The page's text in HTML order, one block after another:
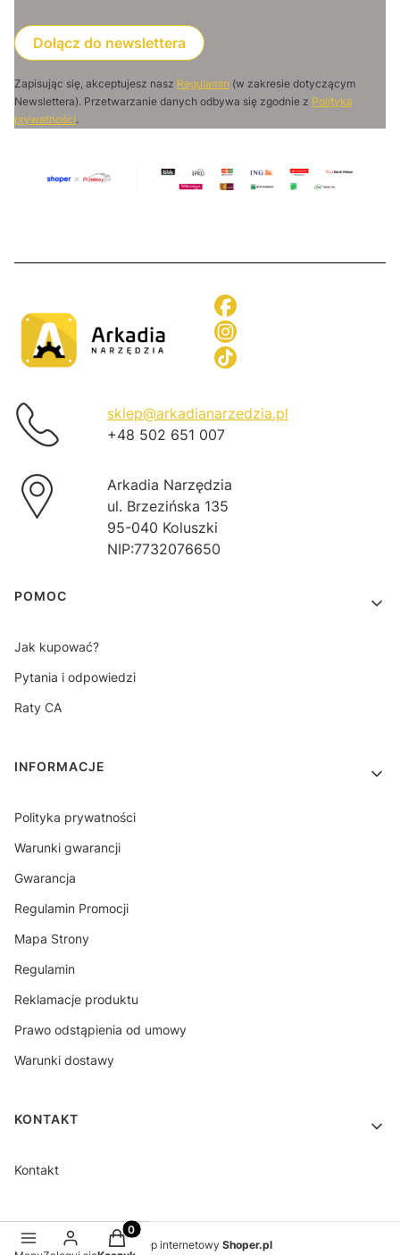
Dołącz do newslettera
Zapisując się, akceptujesz nasz Regulamin (w zakresie dotyczącym
Newslettera). Przetwarzanie danych odbywa się zgodnie z Polityką
prywatności.
sklep@arkadianarzedzia.pl
+48 502 651 007
Arkadia Narzędzia
ul. Brzezińska 135
95-040 Koluszki
NIP:7732076650
Linki w stopce
POMOC
Jak kupować?
Pytania i odpowiedzi
Raty CA
INFORMACJE
Polityka prywatności
Warunki gwarancji
Gwarancja
Regulamin Promocji
Mapa Strony
Regulamin
Reklamacje produktu
Prawo odstąpienia od umowy
Warunki dostawy
KONTAKT
Kontakt
Sklep internetowy Shoper.pl
Produkty w koszyku: 0. Zobacz szczegóły